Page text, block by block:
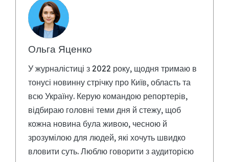
Ольга Яценко
У журналістиці з 2022 року, щодня тримаю в
тонусі новинну стрічку про Київ, область та
всю Україну. Керую командою репортерів,
відбираю головні теми дня й стежу, щоб
кожна новина була живою, чесною й
зрозумілою для людей, які хочуть швидко
вловити суть. Люблю говорити з аудиторією